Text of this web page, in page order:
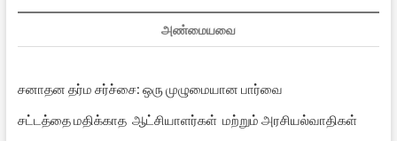
அண்மையவை
சனாதன தர்ம சர்ச்சை: ஒரு முழுமையான பார்வை
சட்டத்தை மதிக்காத ஆட்சியாளர்கள் மற்றும் அரசியல்வாதிகள்